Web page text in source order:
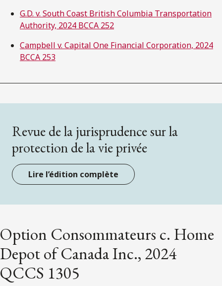
G.D. v. South Coast British Columbia Transportation
Authority, 2024 BCCA 252
Campbell v. Capital One Financial Corporation, 2024
BCCA 253
Revue de la jurisprudence sur la
protection de la vie privée
Lire l’édition complète
Option Consommateurs c. Home
Depot of Canada Inc., 2024
QCCS 1305